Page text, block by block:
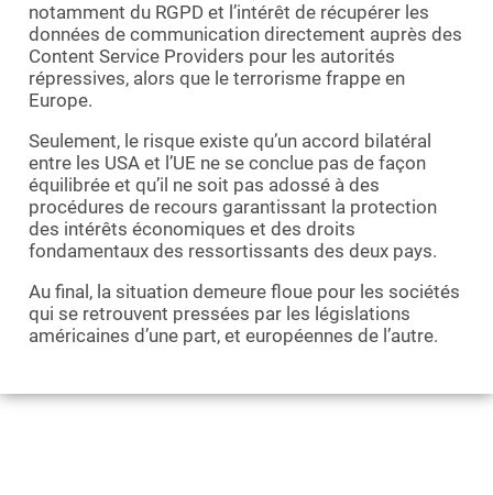
notamment du RGPD et l’intérêt de récupérer les
données de communication directement auprès des
Content Service Providers pour les autorités
répressives, alors que le terrorisme frappe en
Europe.
Seulement, le risque existe qu’un accord bilatéral
entre les USA et l’UE ne se conclue pas de façon
équilibrée et qu’il ne soit pas adossé à des
procédures de recours garantissant la protection
des intérêts économiques et des droits
fondamentaux des ressortissants des deux pays.
Au final, la situation demeure floue pour les sociétés
qui se retrouvent pressées par les législations
américaines d’une part, et européennes de l’autre.